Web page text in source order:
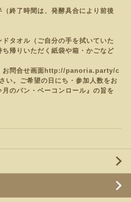
（終了時間は、発酵具合により前後
ドタオル（ご自分の手を拭いていた
帰りいただく紙袋や箱・かごなど
お問合せ画面 http://panoria.party/c
い。 ご希望の日にち・参加人数をお
のパン・ベーコンロール』の旨を